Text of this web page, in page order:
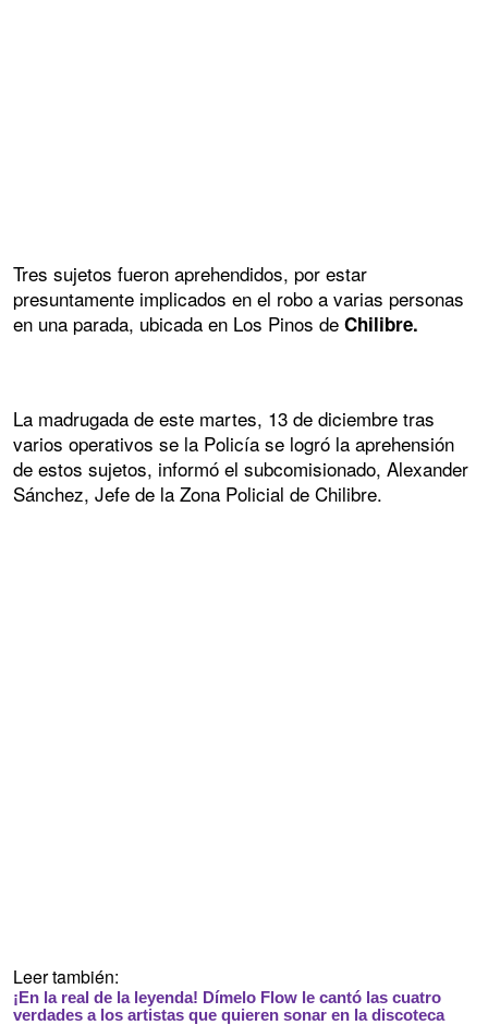
Tres sujetos fueron aprehendidos, por estar
presuntamente implicados en el robo a varias personas
en una parada, ubicada en Los Pinos de Chilibre.
La madrugada de este martes, 13 de diciembre tras
varios operativos se la Policía se logró la aprehensión
de estos sujetos, informó el subcomisionado, Alexander
Sánchez, Jefe de la Zona Policial de Chilibre.
Leer también:
¡En la real de la leyenda! Dímelo Flow le cantó las cuatro
verdades a los artistas que quieren sonar en la discoteca